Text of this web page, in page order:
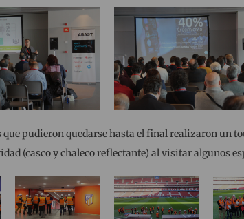
pudieron quedarse hasta el final realizaron un
(casco y chaleco reflectante) al visitar algunos